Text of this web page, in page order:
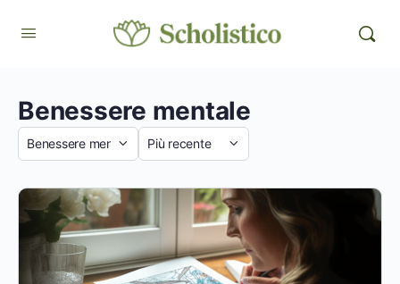
Benessere mentale
Categoria
Sort